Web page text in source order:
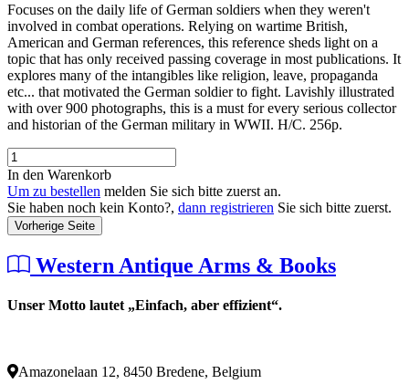
Focuses on the daily life of German soldiers when they weren't
involved in combat operations. Relying on wartime British,
American and German references, this reference sheds light on a
topic that has only received passing coverage in most publications. It
explores many of the intangibles like religion, leave, propaganda
etc... that motivated the German soldier to fight. Lavishly illustrated
with over 900 photographs, this is a must for every serious collector
and historian of the German military in WWII. H/C. 256p.
In den Warenkorb
Um zu bestellen melden Sie sich bitte zuerst an.
Sie haben noch kein Konto?, dann registrieren Sie sich bitte zuerst.
Vorherige Seite
Western Antique Arms & Books
Unser Motto lautet „Einfach, aber effizient“.
Amazonelaan 12, 8450 Bredene, Belgium